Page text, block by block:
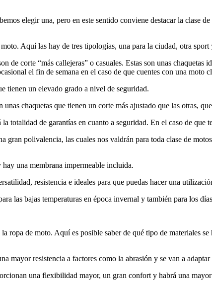
elegir una, pero en este sentido conviene destacar la clase
Aquí las hay de tres tipologías, una para la ciudad, otra
de corte “más callejeras” o casuales. Estas son unas
el fin de semana en el caso de que cuentes con una moto
tienen un elevado grado a nivel de seguridad.
chaquetas que tienen un corte más ajustado que las otras,
totalidad de garantías en cuanto a seguridad. En el caso de que
gran polivalencia, las cuales nos valdrán para toda clase de
una membrana impermeable incluida.
resistencia e ideales para que puedas hacer una
las bajas temperaturas en época invernal y también para los
ropa de moto. Aquí es posible saber de qué tipo de materiales
mayor resistencia a factores como la abrasión y se van a
una flexibilidad mayor, un gran confort y habrá una